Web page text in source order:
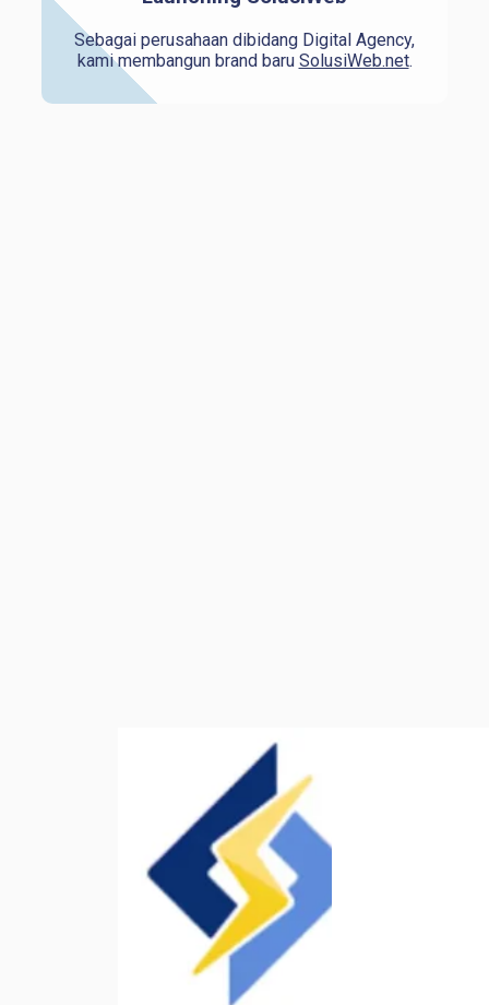
Sebagai perusahaan dibidang Digital Agency,
kami membangun brand baru SolusiWeb.net.